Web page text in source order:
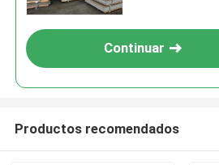
Continuar
Productos recomendados